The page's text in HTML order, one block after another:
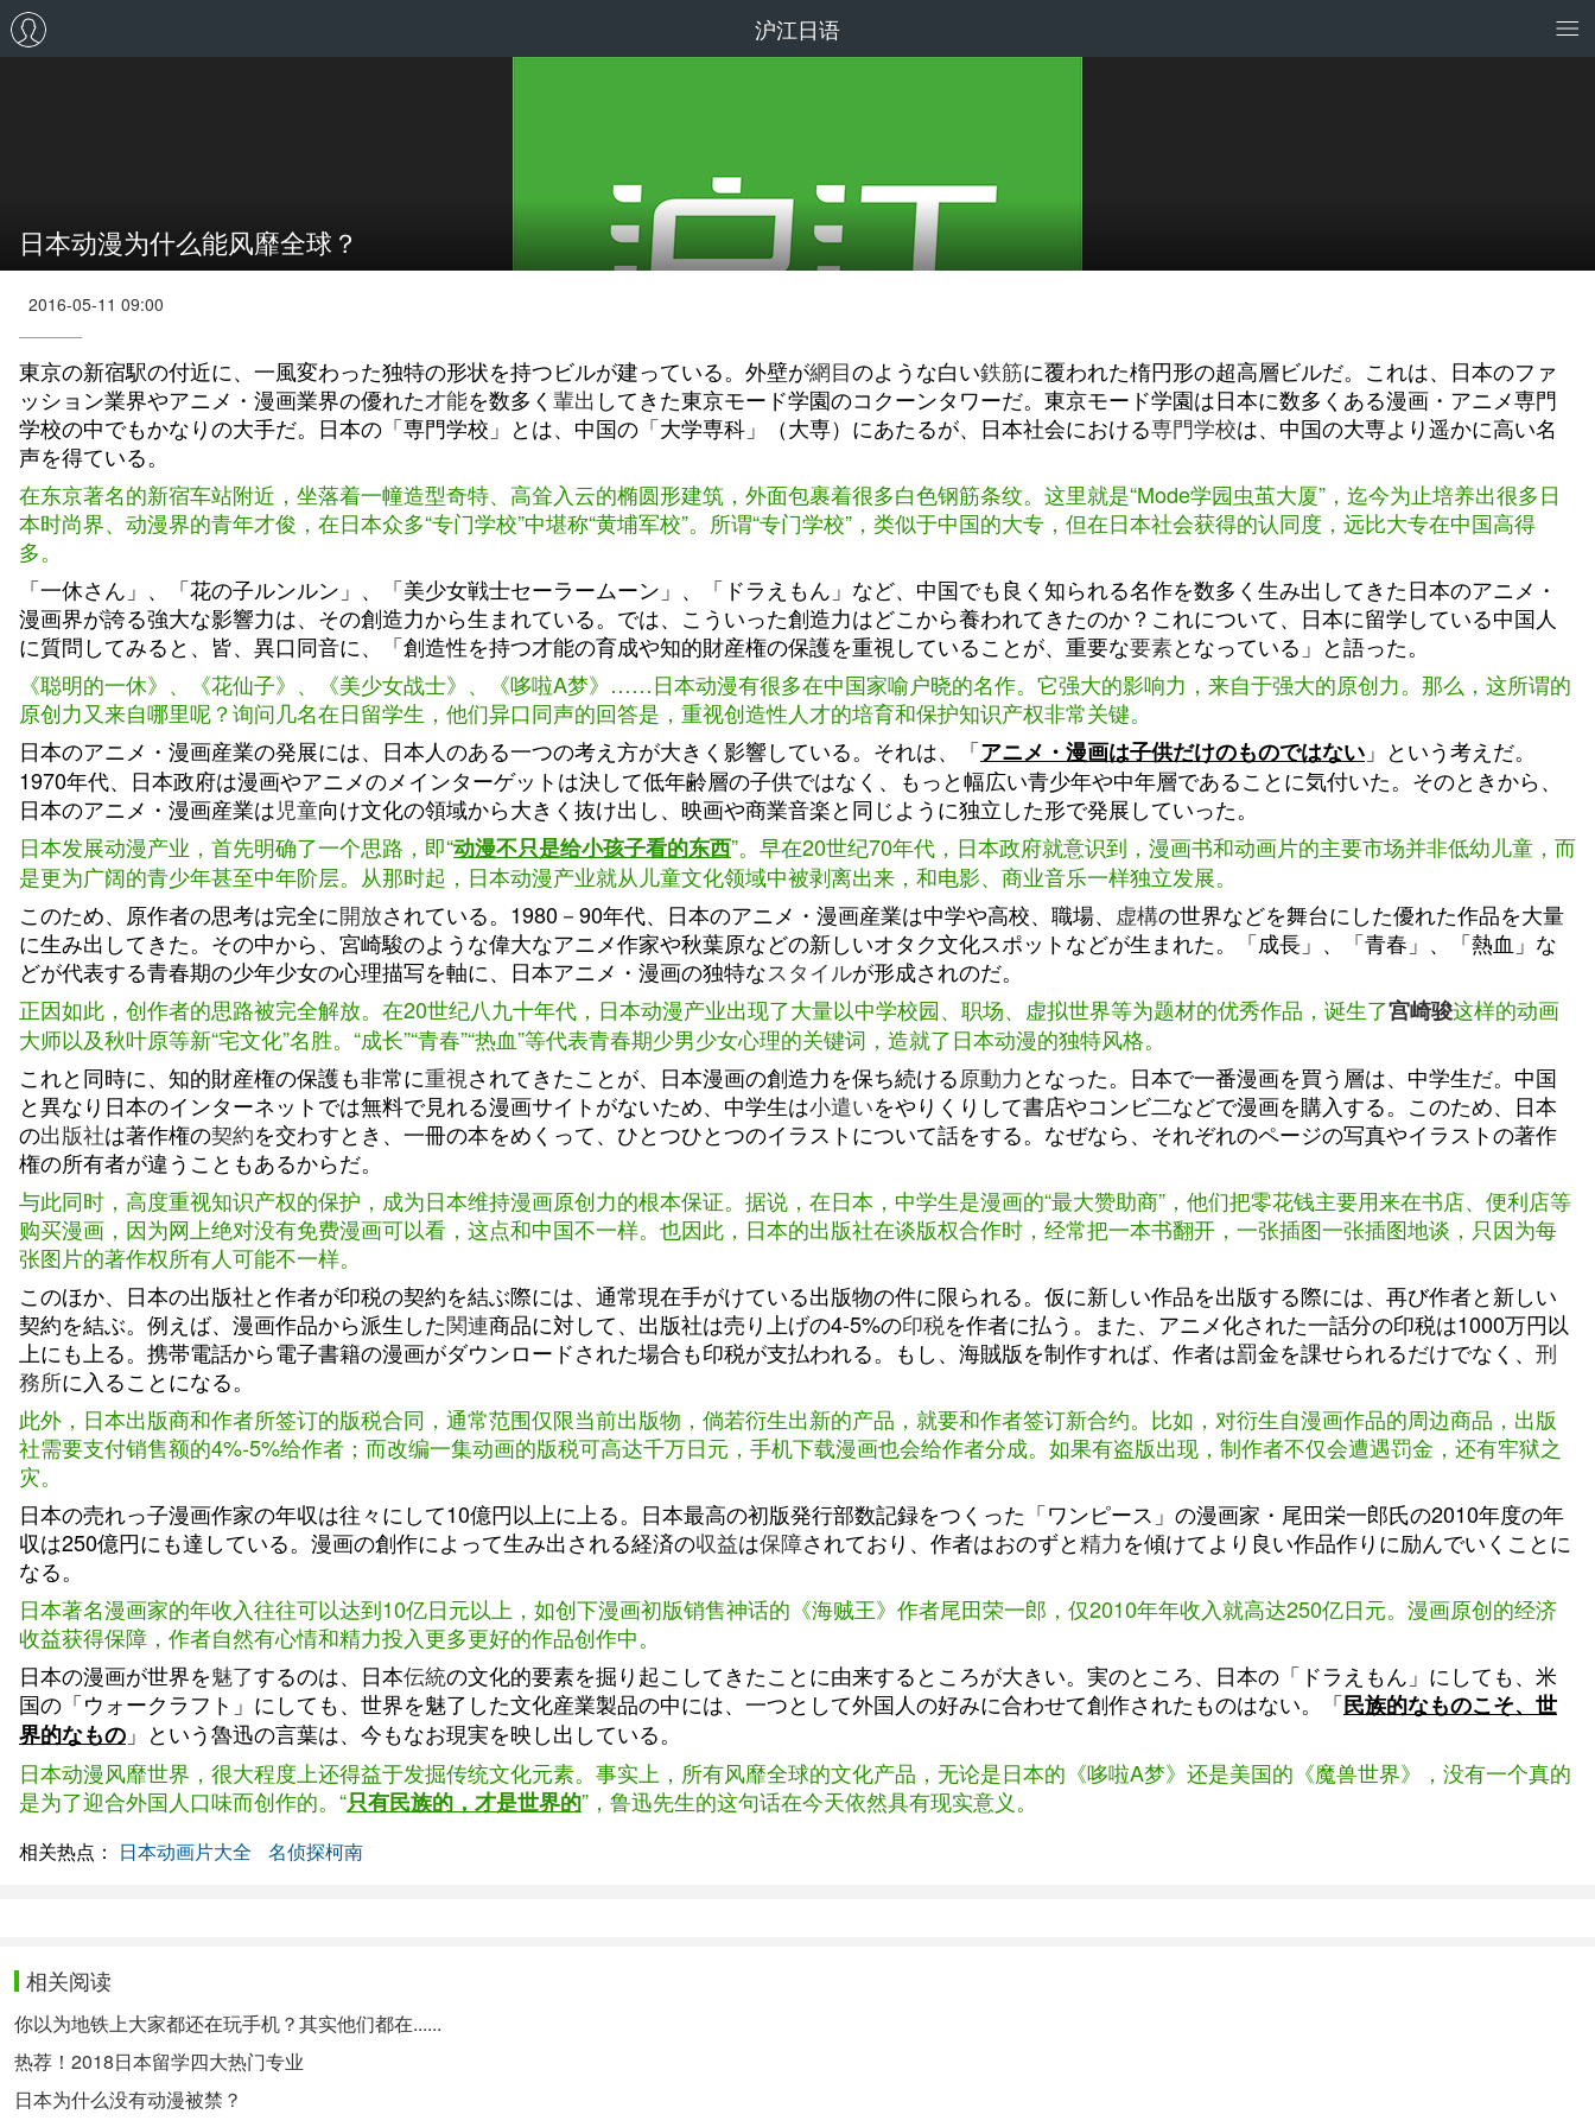
沪江日语
日本动漫为什么能风靡全球？
2016-05-11 09:00
東京の新宿駅の付近に、一風変わった独特の形状を持つビルが建っている。外壁が網目のような白い鉄筋に覆われた楕円形の超高層ビルだ。これは、日本のファ
ッション業界やアニメ・漫画業界の優れた才能を数多く 輩出 してきた東京モード学園のコクーンタワーだ。東京モード学園は日本に数多くある漫画・アニメ専門
学校の中でもかなりの大手だ。日本の「専門学校」とは、中国の「大学専科」（大専）にあたるが、日本社会における専門学校は、中国の大専より遥かに高い名
声を得ている。
在东京著名的新宿车站附近，坐落着一幢造型奇特、高耸入云的椭圆形建筑，外面包裹着很多白色钢筋条纹。这里就是“Mode学园虫茧大厦”，迄今为止培养出很多日
本时尚界、动漫界的青年才俊，在日本众多“专门学校”中堪称“黄埔军校”。所谓“专门学校”，类似于中国的大专，但在日本社会获得的认同度，远比大专在中国高得
多。
「一休さん」、「花の子ルンルン」、「美少女戦士セーラームーン」、「ドラえもん」など、中国でも良く知られる名作を数多く生み出してきた日本のアニメ・
漫画界が誇る強大な影響力は、その創造力から生まれている。では、こういった創造力はどこから養われてきたのか？これについて、日本に留学している中国人
に質問してみると、皆、異口同音に、「創造性を持つ才能の育成や知的財産権の保護を重視していることが、重要な要素となっている」と語った。
《聪明的一休》、《花仙子》、《美少女战士》、《哆啦A梦》……日本动漫有很多在中国家喻户晓的名作。它强大的影响力，来自于强大的原创力。那么，这所谓的
原创力又来自哪里呢？询问几名在日留学生，他们异口同声的回答是，重视创造性人才的培育和保护知识产权非常关键。
日本のアニメ・漫画産業の発展には、日本人のある一つの考え方が大きく影響している。それは、「アニメ・漫画は子供だけのものではない 」という考えだ。
1970年代、日本政府は漫画やアニメのメインターゲットは決して低年齢層の子供ではなく、もっと幅広い青少年や中年層であることに気付いた。そのときから、
日本のアニメ・漫画産業は児童向け文化の領域から大きく抜け出し、映画や商業音楽と同じように独立した形で発展していった。
日本发展动漫产业，首先明确了一个思路，即“动漫不只是给小孩子看的东西”。早在20世纪70年代，日本政府就意识到，漫画书和动画片的主要市场并非低幼儿童，而
是更为广阔的青少年甚至中年阶层。从那时起，日本动漫产业就从儿童文化领域中被剥离出来，和电影、商业音乐一样独立发展。
このため、原作者の思考は完全に開放されている。1980－90年代、日本のアニメ・漫画産業は中学や高校、職場、 虚構の世界などを舞台にした優れた作品を大量
に生み出してきた。その中から、宮崎駿のような偉大なアニメ作家や秋葉原などの新しいオタク文化スポットなどが生まれた。「成長」、「青春」、「熱血」な
どが代表する青春期の少年少女の心理描写を軸に、日本アニメ・漫画の独特なスタイルが形成されのだ。
正因如此，创作者的思路被完全解放。在20世纪八九十年代，日本动漫产业出现了大量以中学校园、职场、虚拟世界等为题材的优秀作品，诞生了宫崎骏这样的动画
大师以及秋叶原等新“宅文化”名胜。“成长”“青春”“热血”等代表青春期少男少女心理的关键词，造就了日本动漫的独特风格。
これと同時に、知的財産権の保護も非常に重視されてきたことが、日本漫画の創造力を保ち続ける原動力となった。日本で一番漫画を買う層は、中学生だ。中国
と異なり日本のインターネットでは無料で見れる漫画サイトがないため、中学生は小遣いをやりくりして書店やコンビ二などで漫画を購入する。このため、日本
の出版社は著作権の契約を交わすとき、一冊の本をめくって、ひとつひとつのイラストについて話をする。なぜなら、それぞれのページの写真やイラストの著作
権の所有者が違うこともあるからだ。
与此同时，高度重视知识产权的保护，成为日本维持漫画原创力的根本保证。据说，在日本，中学生是漫画的“最大赞助商”，他们把零花钱主要用来在书店、便利店等
购买漫画，因为网上绝对没有免费漫画可以看，这点和中国不一样。也因此，日本的出版社在谈版权合作时，经常把一本书翻开，一张插图一张插图地谈，只因为每
张图片的著作权所有人可能不一样。
このほか、日本の出版社と作者が印税の契約を結ぶ際には、通常現在手がけている出版物の件に限られる。仮に新しい作品を出版する際には、再び作者と新しい
契約を結ぶ。例えば、漫画作品から派生した関連商品に対して、出版社は売り上げの4-5%の印税を作者に払う。また、アニメ化された一話分の印税は1000万円以
上にも上る。携帯電話から電子書籍の漫画がダウンロードされた場合も印税が支払われる。もし、海賊版を制作すれば、作者は罰金を課せられるだけでなく、 刑
務所に入ることになる。
此外，日本出版商和作者所签订的版税合同，通常范围仅限当前出版物，倘若衍生出新的产品，就要和作者签订新合约。比如，对衍生自漫画作品的周边商品，出版
社需要支付销售额的4%-5%给作者；而改编一集动画的版税可高达千万日元，手机下载漫画也会给作者分成。如果有盗版出现，制作者不仅会遭遇罚金，还有牢狱之
灾。
日本の売れっ子漫画作家の年収は往々にして10億円以上に上る。日本最高の初版発行部数記録をつくった「ワンピース」の漫画家・尾田栄一郎氏の2010年度の年
収は250億円にも達している。漫画の創作によって生み出される経済の収益は保障されており、作者はおのずと精力を傾けてより良い作品作りに励んでいくことに
なる。
日本著名漫画家的年收入往往可以达到10亿日元以上，如创下漫画初版销售神话的《海贼王》作者尾田荣一郎，仅2010年年收入就高达250亿日元。漫画原创的经济
收益获得保障，作者自然有心情和精力投入更多更好的作品创作中。
日本の漫画が世界を魅了するのは、日本伝統の文化的要素を掘り起こしてきたことに由来するところが大きい。実のところ、日本の「ドラえもん」にしても、米
国の「ウォークラフト」にしても、世界を魅了した文化産業製品の中には、一つとして外国人の好みに合わせて創作されたものはない。「民族的なものこそ、世
界的なもの 」という魯迅の言葉は、今もなお現実を映し出している。
日本动漫风靡世界，很大程度上还得益于发掘传统文化元素。事实上，所有风靡全球的文化产品，无论是日本的《哆啦A梦》还是美国的《魔兽世界》，没有一个真的
是为了迎合外国人口味而创作的。“只有民族的，才是世界的”，鲁迅先生的这句话在今天依然具有现实意义。
相关热点： 日本动画片大全 名侦探柯南
相关阅读
你以为地铁上大家都还在玩手机？其实他们都在......
热荐！2018日本留学四大热门专业
日本为什么没有动漫被禁？